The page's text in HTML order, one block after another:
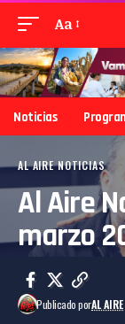
Aa
Noticias
AL AIRE NOTICIAS
Al Aire
marzo
Publicado porAL AIRE